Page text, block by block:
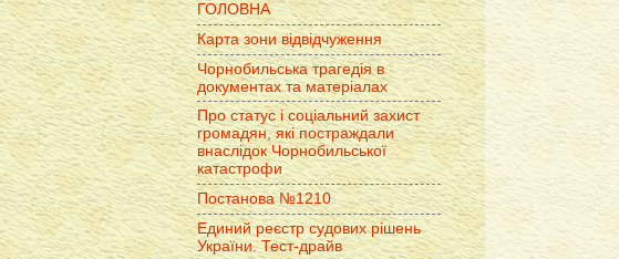
ГОЛОВНА
Карта зони відвідчуження
Чорнобильська трагедія в
документах та матеріалах
Про статус і соціальний захист
громадян, які постраждали
внаслідок Чорнобильської
катастрофи
Постанова №1210
Единий реєстр судових рішень
України. Тест-драйв